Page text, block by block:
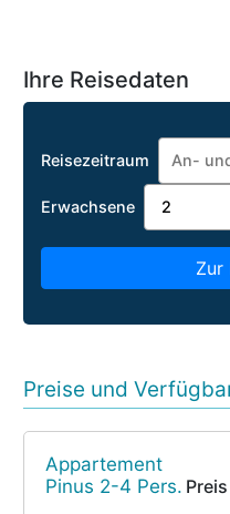
Ihre Reisedaten
Reisezeitraum
Erwachsene
Zur
Preise und
Appartement
Pinus 2-4 Pers.